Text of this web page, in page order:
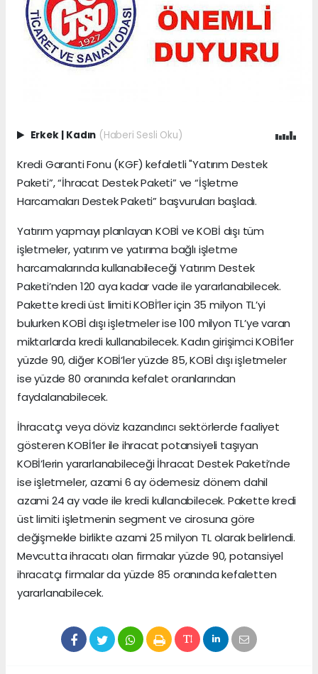
Erkek | Kadın (Haberi Sesli Oku)
Kredi Garanti Fonu (KGF) kefaletli "Yatırım Destek
Paketi”, “İhracat Destek Paketi” ve “İşletme
Harcamaları Destek Paketi” başvuruları başladı.
Yatırım yapmayı planlayan KOBİ ve KOBİ dışı tüm
işletmeler, yatırım ve yatırıma bağlı işletme
harcamalarında kullanabileceği Yatırım Destek
Paketi’nden 120 aya kadar vade ile yararlanabilecek.
Pakette kredi üst limiti KOBİ’ler için 35 milyon TL’yi
bulurken KOBİ dışı işletmeler ise 100 milyon TL’ye varan
miktarlarda kredi kullanabilecek. Kadın girişimci KOBİ’ler
yüzde 90, diğer KOBİ’ler yüzde 85, KOBİ dışı işletmeler
ise yüzde 80 oranında kefalet oranlarından
faydalanabilecek.
İhracatçı veya döviz kazandırıcı sektörlerde faaliyet
gösteren KOBİ’ler ile ihracat potansiyeli taşıyan
KOBİ’lerin yararlanabileceği İhracat Destek Paketi’nde
ise işletmeler, azami 6 ay ödemesiz dönem dahil
azami 24 ay vade ile kredi kullanabilecek. Pakette kredi
üst limiti işletmenin segment ve cirosuna göre
değişmekle birlikte azami 25 milyon TL olarak belirlendi.
Mevcutta ihracatı olan firmalar yüzde 90, potansiyel
ihracatçı firmalar da yüzde 85 oranında kefaletten
yararlanabilecek.